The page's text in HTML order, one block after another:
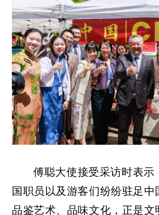
傅聪大使接受采访时表示
国职员以及游客们纷纷驻足中
品鉴艺术、品味文化，正是